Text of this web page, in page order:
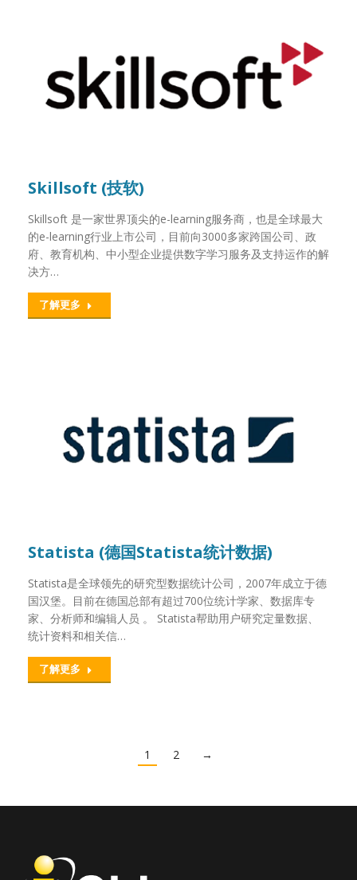
Skillsoft (技软)
Skillsoft 是一家世界顶尖的e-learning服务商，也是全球最大
的e-learning行业上市公司，目前向3000多家跨国公司、政
府、教育机构、中小型企业提供数字学习服务及支持运作的解
决方…
了解更多
Statista (德国Statista统计数据)
Statista是全球领先的研究型数据统计公司，2007年成立于德
国汉堡。目前在德国总部有超过700位统计学家、数据库专
家、分析师和编辑人员 。 Statista帮助用户研究定量数据、
统计资料和相关信…
了解更多
1 2 →